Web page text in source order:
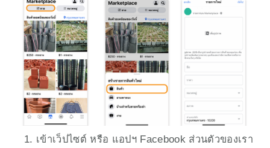
เข้าเว็ปไซต์ หรือ แอปฯ Facebook ส่วนตัวของเรา